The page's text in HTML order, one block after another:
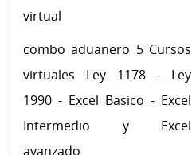
virtual
combo aduanero 5 Cursos
virtuales Ley 1178 - Ley
1990 - Excel Basico - Excel
Intermedio y Excel
avanzado